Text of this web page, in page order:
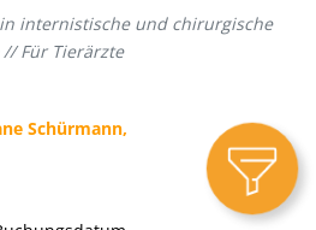
internistische und chirurgische
// Für Tierärzte
Schürmann,